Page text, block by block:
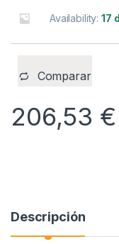
Availability:17
Comparar
206,53 €
Descripción